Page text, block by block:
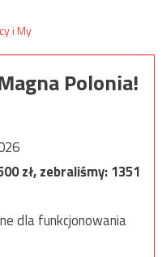
Polonia!
zł, zebraliśmy:1351
dla funkcjonowania